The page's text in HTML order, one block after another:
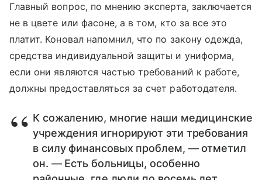
Главный вопрос, по мнению эксперта, заключается
не в цвете или фасоне, а в том, кто за все это
платит. Коновал напомнил, что по закону одежда,
средства индивидуальной защиты и униформа,
если они являются частью требований к работе,
должны предоставляться за счет работодателя.
К сожалению, многие наши медицинские
учреждения игнорируют эти требования
в силу финансовых проблем, — отметил
он. — Есть больницы, особенно